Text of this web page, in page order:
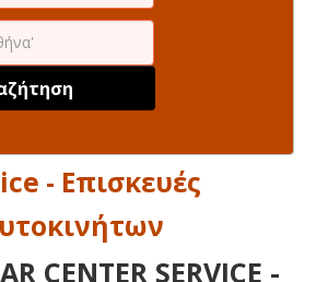
- Επισκευές
CENTER SERVICE -